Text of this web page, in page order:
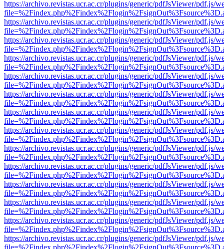
https://archivo.revistas.ucr.ac.cr/plugins/generic/pdfJsViewer/pdf.js/
https://archivo.revistas.ucr.ac.cr/plugins/generic/pdfJsViewer/pdf.js/
https://archivo.revistas.ucr.ac.cr/plugins/generic/pdfJsViewer/pdf.js/
https://archivo.revistas.ucr.ac.cr/plugins/generic/pdfJsViewer/pdf.js/
https://archivo.revistas.ucr.ac.cr/plugins/generic/pdfJsViewer/pdf.js/
https://archivo.revistas.ucr.ac.cr/plugins/generic/pdfJsViewer/pdf.js/
https://archivo.revistas.ucr.ac.cr/plugins/generic/pdfJsViewer/pdf.js/
https://archivo.revistas.ucr.ac.cr/plugins/generic/pdfJsViewer/pdf.js/
https://archivo.revistas.ucr.ac.cr/plugins/generic/pdfJsViewer/pdf.js/
https://archivo.revistas.ucr.ac.cr/plugins/generic/pdfJsViewer/pdf.js/
https://archivo.revistas.ucr.ac.cr/plugins/generic/pdfJsViewer/pdf.js/
https://archivo.revistas.ucr.ac.cr/plugins/generic/pdfJsViewer/pdf.js/
https://archivo.revistas.ucr.ac.cr/plugins/generic/pdfJsViewer/pdf.js/
https://archivo.revistas.ucr.ac.cr/plugins/generic/pdfJsViewer/pdf.js/